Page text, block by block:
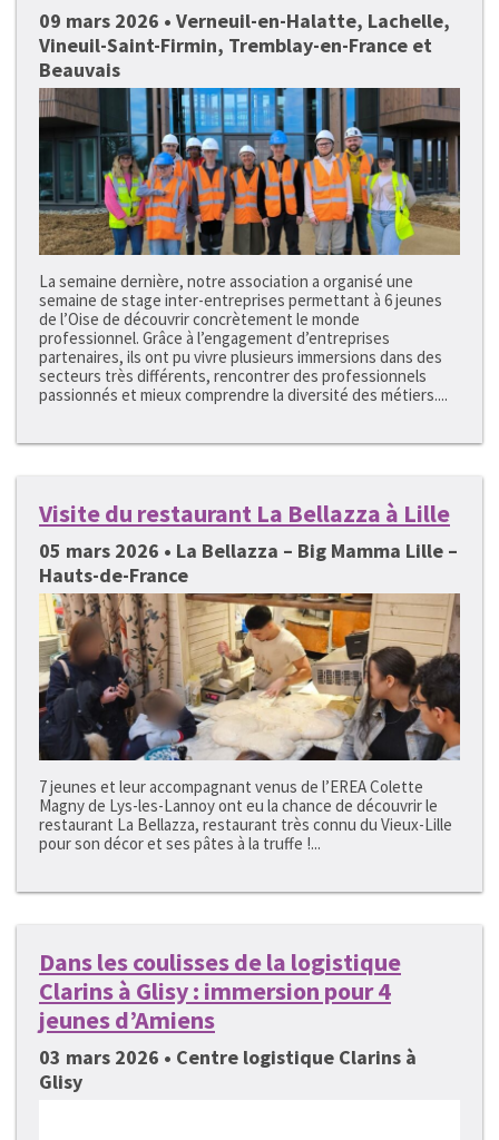
09 mars 2026 • Verneuil-en-Halatte, Lachelle,
Vineuil-Saint-Firmin, Tremblay-en-France et
Beauvais
La semaine dernière, notre association a organisé une
semaine de stage inter-entreprises permettant à 6 jeunes
de l’Oise de découvrir concrètement le monde
professionnel. Grâce à l’engagement d’entreprises
partenaires, ils ont pu vivre plusieurs immersions dans des
secteurs très différents, rencontrer des professionnels
passionnés et mieux comprendre la diversité des métiers....
Visite du restaurant La Bellazza à Lille
05 mars 2026 • La Bellazza – Big Mamma Lille –
Hauts-de-France
7 jeunes et leur accompagnant venus de l’EREA Colette
Magny de Lys-les-Lannoy ont eu la chance de découvrir le
restaurant La Bellazza, restaurant très connu du Vieux-Lille
pour son décor et ses pâtes à la truffe !...
Dans les coulisses de la logistique
Clarins à Glisy : immersion pour 4
jeunes d’Amiens
03 mars 2026 • Centre logistique Clarins à
Glisy